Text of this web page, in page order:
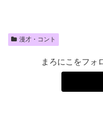
漫才・コント
まろにこをフォ